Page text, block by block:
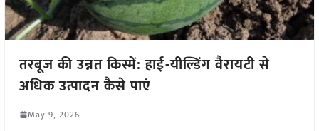
तरबूज की उन्नत किस्में: हाई-यील्डिंग वैरायटी से
अधिक उत्पादन कैसे पाएं
May 9, 2026